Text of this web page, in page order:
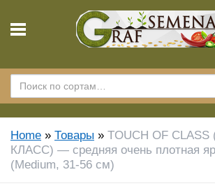
Home » Товары » TOUCH OF
КЛАСС) — средняя очень плотная
(Medium, 31-56 см)